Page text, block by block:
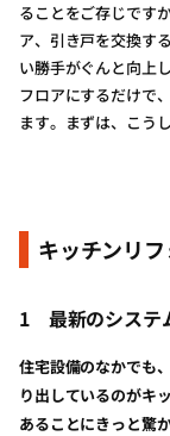
ることをご存じです
ア、引き戸を交換す
い勝手がぐんと向上
フロアにするだけで
ます。まずは、こう
キッチンリ
1最新のシステ
住宅設備のなかでも
り出しているのがキ
あることにきっと驚